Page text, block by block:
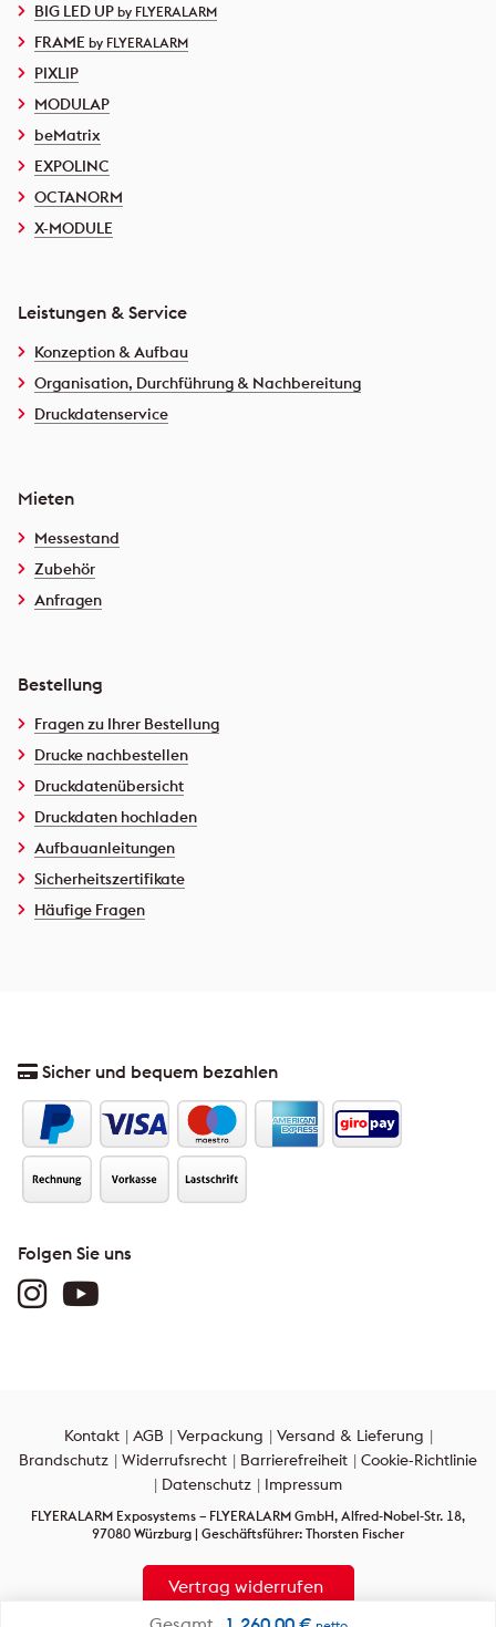
BIG LED UP by FLYERALARM
FRAME by FLYERALARM
PIXLIP
MODULAP
beMatrix
EXPOLINC
OCTANORM
X-MODULE
Leistungen & Service
Konzeption & Aufbau
Organisation, Durchführung & Nachbereitung
Druckdatenservice
Mieten
Messestand
Zubehör
Anfragen
Bestellung
Fragen zu Ihrer Bestellung
Drucke nachbestellen
Druckdatenübersicht
Druckdaten hochladen
Aufbauanleitungen
Sicherheitszertifikate
Häufige Fragen
Sicher und bequem bezahlen
Folgen Sie uns
Kontakt AGB Verpackung
Versand & Lieferung
Brandschutz
Widerrufsrecht Barrierefreiheit
Cookie-Richtlinie
Datenschutz
Impressum
FLYERALARM Exposystems – FLYERALARM GmbH, Alfred-Nobel-Str. 18,
97080 Würzburg | Geschäftsführer: Thorsten Fischer
Vertrag widerrufen